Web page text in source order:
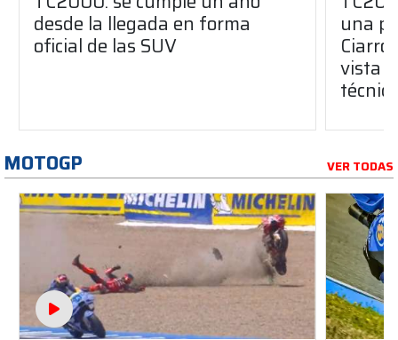
desde la llegada en forma
oficial de las SUV
una
vista
MOTOGP VER TODAS